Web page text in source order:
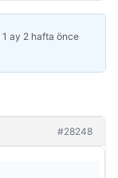
1 ay 2 hafta önce
#28248